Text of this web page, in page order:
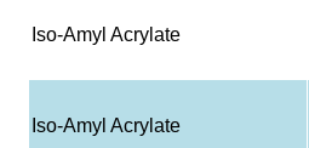
Iso-Amyl Acrylate
Iso-Amyl Acrylate